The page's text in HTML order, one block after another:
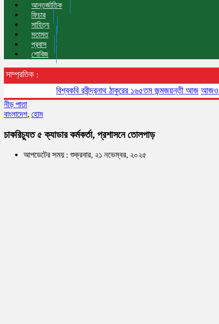
আন্তর্জাতিক
ফিচার
সাহিত্য
মতামত
প্রবাস
শোবিজ
সাম্প্রতিক :
বিশ্বকবি রবীন্দ্রনাথ ঠাকুরের ১৬৫তম জন্মজয়ন্তী আজ আজও বায়ুদূষণে
নীড় পাতা
বাংলাদেশ, হোম
চাকরিচ্যুত ৫ ক্যাডার কর্মকর্তা, প্রশাসনে তোলপাড়
আপডেটের সময় : শুক্রবার, ২১ নভেম্বর, ২০২৫